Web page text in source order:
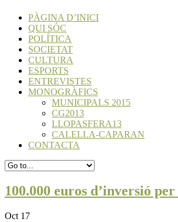
PÀGINA D’INICI
QUI SÓC
POLÍTICA
SOCIETAT
CULTURA
ESPORTS
ENTREVISTES
MONOGRÀFICS
MUNICIPALS 2015
CG2013
LLOPASFERA13
CALELLA-CAPARAN
CONTACTA
100.000 euros d’inversió
Oct 17